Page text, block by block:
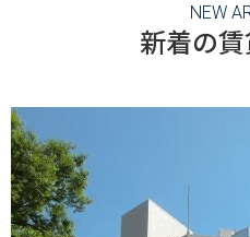
NEW
新着の